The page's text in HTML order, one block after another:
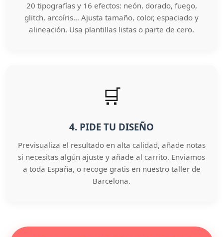
20 tipografías y 16 efectos: neón, dorado, fuego,
glitch, arcoíris… Ajusta tamaño, color, espaciado y
alineación. Usa plantillas listas o parte de cero.
🛒
4. PIDE TU DISEÑO
Previsualiza el resultado en alta calidad, añade notas
si necesitas algún ajuste y añade al carrito. Enviamos
a toda España, o recoge gratis en nuestro taller de
Barcelona.